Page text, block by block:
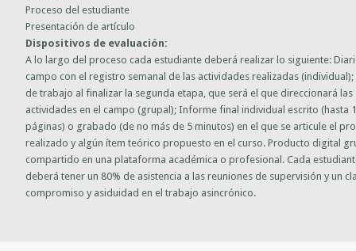
Proceso del estudiante
Presentación de artículo
Dispositivos de evaluación:
A lo largo del proceso cada estudiante deberá realizar lo siguiente:
campo con el registro semanal de las actividades realizadas (individual);
de trabajo al finalizar la segunda etapa, que será el que direccionará las
actividades en el campo (grupal); Informe final individual escrito (hasta
páginas) o grabado (de no más de 5 minutos) en el que se articule el
realizado y algún ítem teórico propuesto en el curso. Producto digital
compartido en una plataforma académica o profesional. Cada
deberá tener un 80% de asistencia a las reuniones de supervisión y un
compromiso y asiduidad en el trabajo asincrónico.